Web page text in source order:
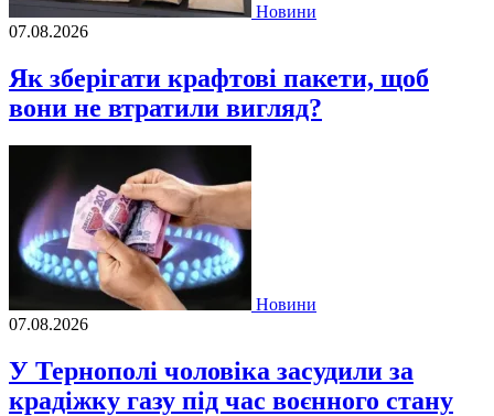
Новини
07.08.2026
Як зберігати крафтові пакети, щоб
вони не втратили вигляд?
Новини
07.08.2026
У Тернополі чоловіка засудили за
крадіжку газу під час воєнного стану